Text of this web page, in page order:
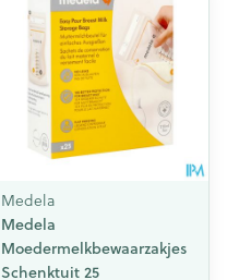
Medela
Medela
Moedermelkbewaarzakjes
Schenktuit 25